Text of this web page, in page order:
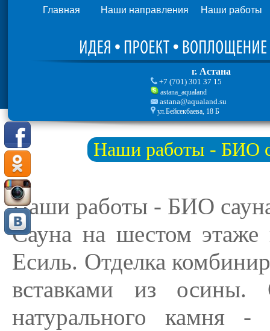
Главная Наши направления Наши работы
г. Астана
+7 (701) 301 37 15
astana_aqualand
astana@aqualand.su
ул.Бейсекбаева, 18 Б
Наши работы - БИО
Наши работы - БИО
Сауна на шестом этаже
Есиль. Отделка
вставками из осины.
натурального камня -